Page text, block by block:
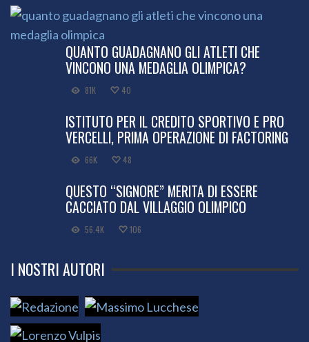
QUANTO GUADAGNANO GLI ATLETI CHE
VINCONO UNA MEDAGLIA OLIMPICA?
81K 40
ISTITUTO PER IL CREDITO SPORTIVO E PRO
VERCELLI, PRIMA OPERAZIONE DI FACTORING
66K 48
QUESTO “SIGNORE” MERITA DI ESSERE
CACCIATO DAL VILLAGGIO OLIMPICO
56.4K 106
I NOSTRI AUTORI